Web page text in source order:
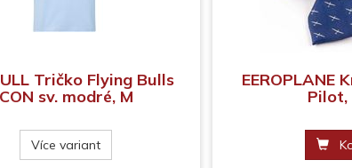
Tričko Flying Bulls
sv. modré, M
Více variant
EEROPLANE
Pilot,